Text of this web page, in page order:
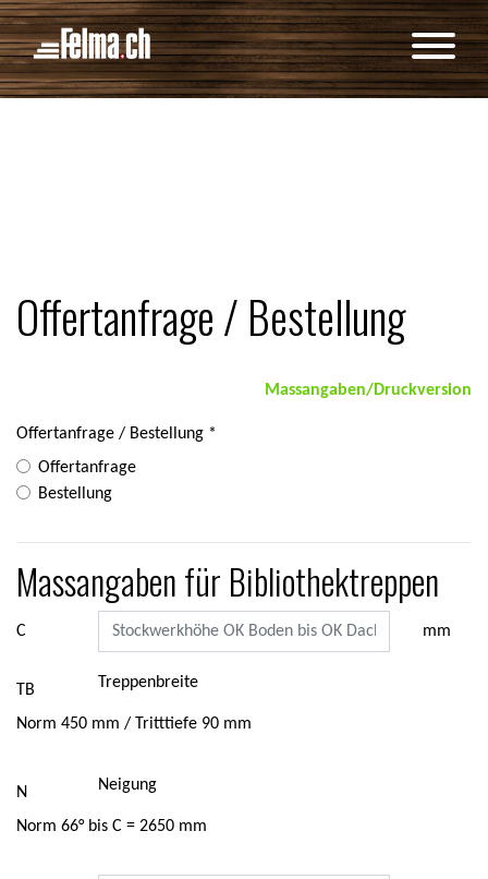
Offertanfrage / Bestellung
Massangaben/Druckversion
Offertanfrage / Bestellung
Offertanfrage
Bestellung
Massangaben für Bibliothektreppen
C mm
TB Treppenbreite
Norm 450 mm / Tritttiefe 90 mm
N Neigung
Norm 66° bis C = 2650 mm
Cookie-Einstellungen